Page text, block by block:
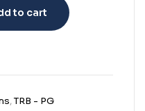
to cart
,TRB - PG